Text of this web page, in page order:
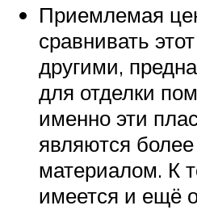
Приемлемая
сравнивать
другими,
для отделки
именно эти
являются
материалом. К
имеется и ещё